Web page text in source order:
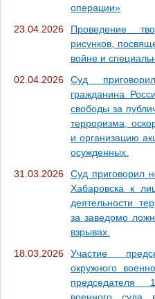
операции»
23.04.2026
Проведение
рисунков,
войне и
02.04.2026
Суд
гражданина
свободы за
терроризма,
и организацию
осужденных.
31.03.2026
Суд приговорил
Хабаровска к
деятельности
за заведомо
взрывах.
18.03.2026
Участие
окружного
председателя